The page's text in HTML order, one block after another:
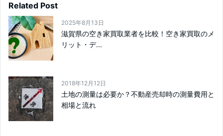
Related Post
2025年8月13日
滋賀県の空き家買取業者を比較！空き家買取のメ
リット・デ...
2018年12月12日
土地の測量は必要か？不動産売却時の測量費用と
相場と流れ